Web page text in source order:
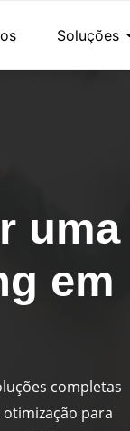
Soluções
uma
em
completas
para